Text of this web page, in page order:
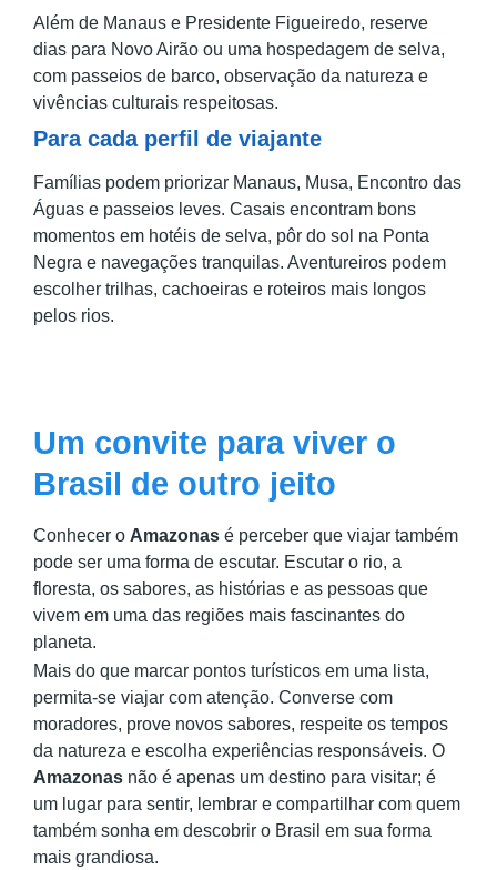
Além de Manaus e Presidente Figueiredo, reserve
dias para Novo Airão ou uma hospedagem de selva,
com passeios de barco, observação da natureza e
vivências culturais respeitosas.
Para cada perfil de viajante
Famílias podem priorizar Manaus, Musa, Encontro das
Águas e passeios leves. Casais encontram bons
momentos em hotéis de selva, pôr do sol na Ponta
Negra e navegações tranquilas. Aventureiros podem
escolher trilhas, cachoeiras e roteiros mais longos
pelos rios.
Um convite para viver o
Brasil de outro jeito
Conhecer o Amazonas é perceber que viajar também
pode ser uma forma de escutar. Escutar o rio, a
floresta, os sabores, as histórias e as pessoas que
vivem em uma das regiões mais fascinantes do
planeta.
Mais do que marcar pontos turísticos em uma lista,
permita-se viajar com atenção. Converse com
moradores, prove novos sabores, respeite os tempos
da natureza e escolha experiências responsáveis. O
Amazonas não é apenas um destino para visitar; é
um lugar para sentir, lembrar e compartilhar com quem
também sonha em descobrir o Brasil em sua forma
mais grandiosa.